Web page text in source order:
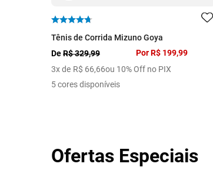
Tênis de Corrida Mizuno Goya
DeR$ 329,99
3x de R$ 66,66ou 10% Off no PIX
Por R$ 199,99
5 cores disponíveis
Ofertas Especiais